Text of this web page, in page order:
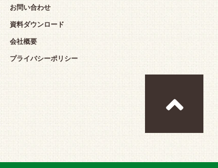
お問い合わせ
資料ダウンロード
会社概要
プライバシーポリシー